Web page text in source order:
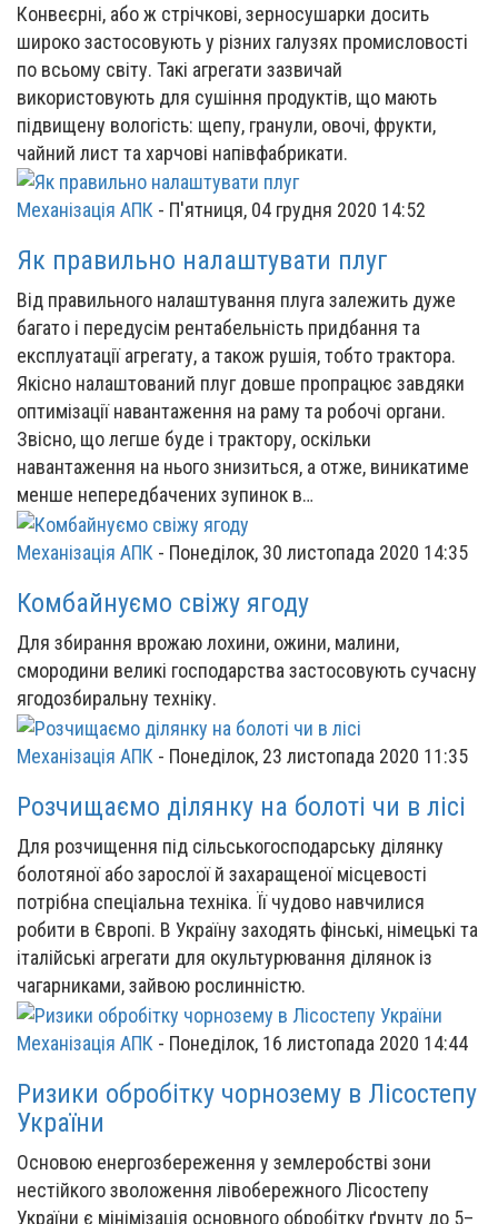
Конвеєрні, або ж стрічкові, зерносушарки досить
широко застосовують у різних галузях промисловості
по всьому світу. Такі агрегати зазвичай
використовують для сушіння продуктів, що мають
підвищену вологість: щепу, гранули, овочі, фрукти,
чайний лист та харчові напівфабрикати.
Механізація АПК - П'ятниця, 04 грудня 2020 14:52
Як правильно налаштувати плуг
Від правильного налаштування плуга залежить дуже
багато і передусім рентабельність придбання та
експлуатації агрегату, а також рушія, тобто трактора.
Якісно налаштований плуг довше пропрацює завдяки
оптимізації навантаження на раму та робочі органи.
Звісно, що легше буде і трактору, оскільки
навантаження на нього знизиться, а отже, виникатиме
менше непередбачених зупинок в…
Механізація АПК - Понеділок, 30 листопада 2020 14:35
Комбайнуємо свіжу ягоду
Для збирання врожаю лохини, ожини, малини,
смородини великі господарства застосовують сучасну
ягодозбиральну техніку.
Механізація АПК - Понеділок, 23 листопада 2020 11:35
Розчищаємо ділянку на болоті чи в лісі
Для розчищення під сільськогосподарську ділянку
болотяної або зарослої й захаращеної місцевості
потрібна спеціальна техніка. Її чудово навчилися
робити в Європі. В Україну заходять фінські, німецькі та
італійські агрегати для окультурювання ділянок із
чагарниками, зайвою рослинністю.
Механізація АПК - Понеділок, 16 листопада 2020 14:44
Ризики обробітку чорнозему в Лісостепу
України
Основою енергозбереження у землеробстві зони
нестійкого зволоження лівобережного Лісостепу
України є мінімізація основного обробітку ґрунту до 5–